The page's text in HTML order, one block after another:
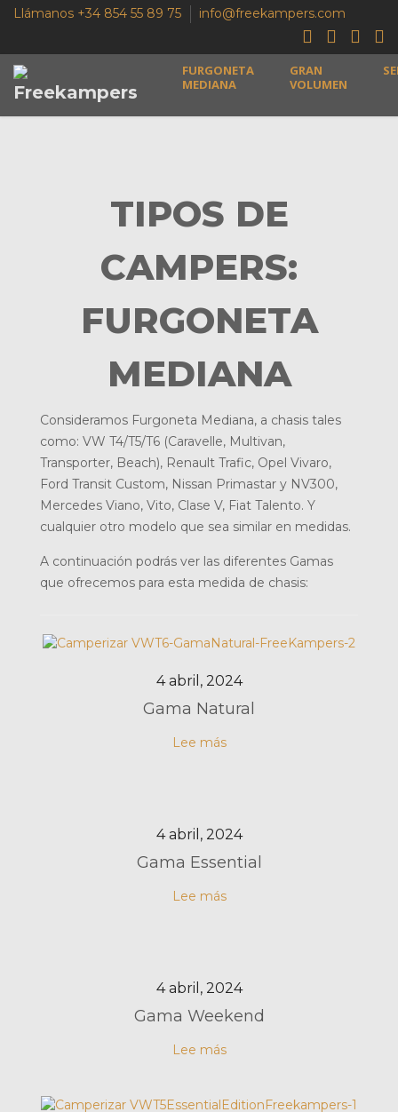
Llámanos +34 854 55 89 75 info@freekampers.com
FURGONETA
MEDIANA
GRAN
VOLUMEN
TIPOS DE
CAMPERS:
FURGONETA
MEDIANA
Consideramos Furgoneta Mediana, a chasis tales
como: VW T4/T5/T6 (Caravelle, Multivan,
Transporter, Beach), Renault Trafic, Opel Vivaro,
Ford Transit Custom, Nissan Primastar y NV300,
Mercedes Viano, Vito, Clase V, Fiat Talento. Y
cualquier otro modelo que sea similar en medidas.
A continuación podrás ver las diferentes Gamas
que ofrecemos para esta medida de chasis:
4 abril, 2024
Gama Natural
Lee más
4 abril, 2024
Gama Essential
Lee más
4 abril, 2024
Gama Weekend
Lee más